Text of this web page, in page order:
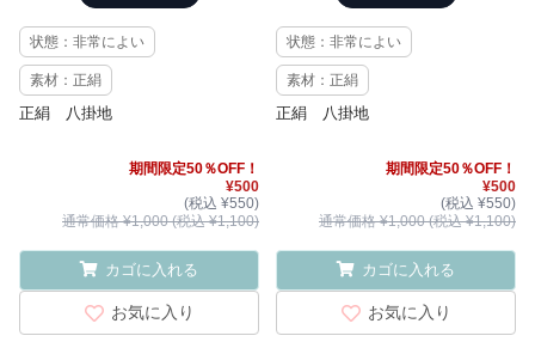
状態：非常によい
素材：正絹
正絹 八掛地
期間限定50％OFF！
¥500
(税込 ¥550)
通常価格 ¥1,000 (税込 ¥1,100)
カゴに入れる
お気に入り
状態：非常によい
素材：正絹
正絹 八掛地
期間限定50％OFF！
¥500
(税込 ¥550)
通常価格 ¥1,000 (税込 ¥1,100)
カゴに入れる
お気に入り